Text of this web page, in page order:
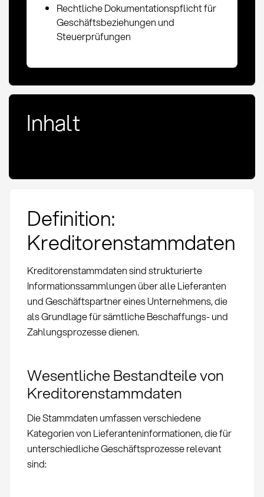
Rechtliche Dokumentationspflicht für
Geschäftsbeziehungen und
Steuerprüfungen
Inhalt
Definition:
Kreditorenstammdaten
Kreditorenstammdaten sind strukturierte
Informationssammlungen über alle Lieferanten
und Geschäftspartner eines Unternehmens, die
als Grundlage für sämtliche Beschaffungs- und
Zahlungsprozesse dienen.
Wesentliche Bestandteile von
Kreditorenstammdaten
Die Stammdaten umfassen verschiedene
Kategorien von Lieferanteninformationen, die für
unterschiedliche Geschäftsprozesse relevant
sind: